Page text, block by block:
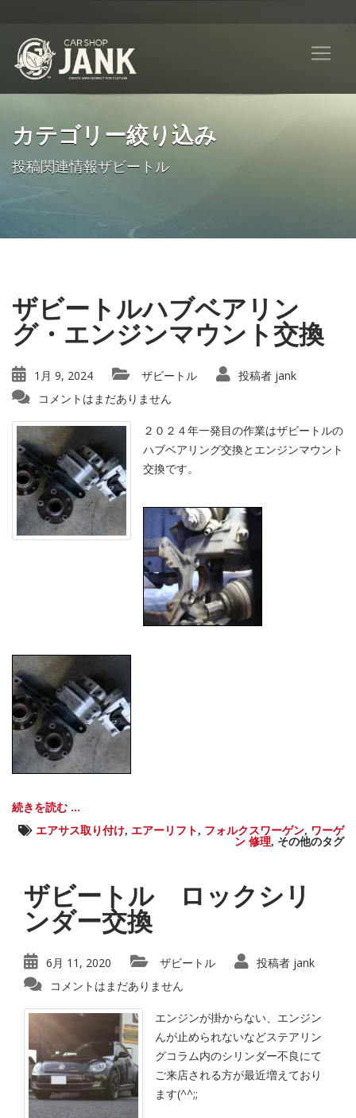
カテゴリー絞り込み
投稿関連情報ザビートル
ザビートルハブベアリン
グ・エンジンマウント交換
1月 9, 2024 ザビートル 投稿者 jank
コメントはまだありません
２０２４年一発目の作業はザビートルの
ハブベアリング交換とエンジンマウント
交換です。
続きを読む ...
エアサス取り付け, エアーリフト, フォルクスワーゲン, ワーゲ
ン 修理, その他のタグ
ザビートル ロックシリ
ンダー交換
6月 11, 2020 ザビートル 投稿者 jank
コメントはまだありません
エンジンが掛からない、エンジン
んが止められないなどステアリン
グコラム内のシリンダー不良にて
ご来店される方が最近増えており
ます(^^;;